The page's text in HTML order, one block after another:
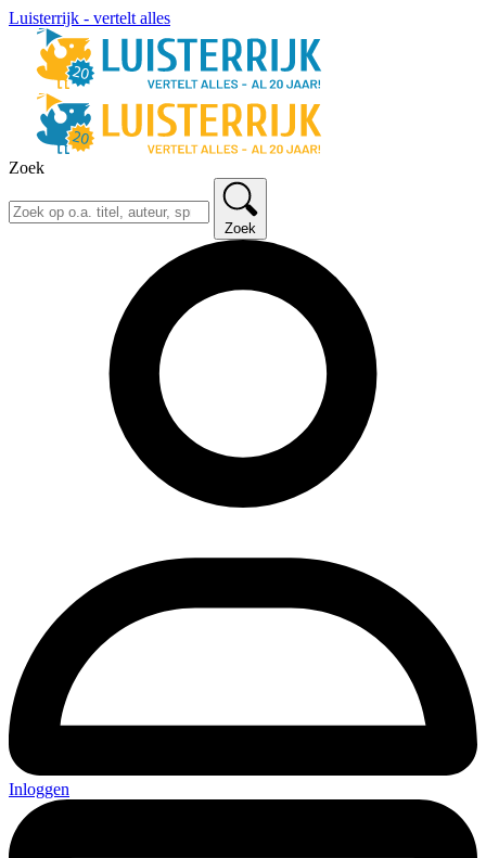
Luisterrijk - vertelt alles
Zoek
Zoek
Inloggen